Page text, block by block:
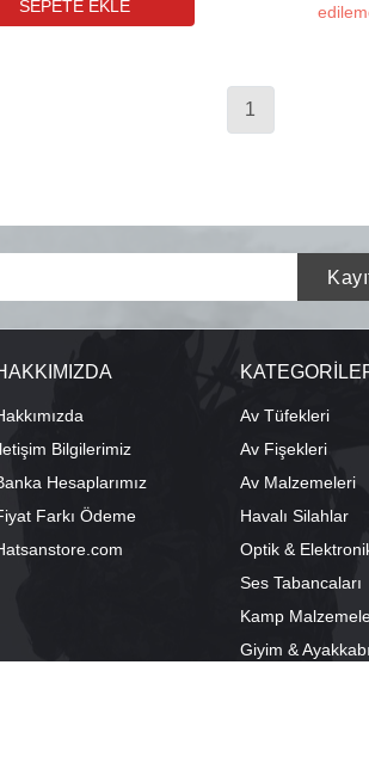
1
Bilgilerimiz
Hesaplarımız
Farkı Ödeme
Av Tüfekleri
Av Fişekleri
Av Malzemeleri
Havalı Silahlar
Optik &
Ses Tabancaları
Kamp
Giyim & Ayakkabı